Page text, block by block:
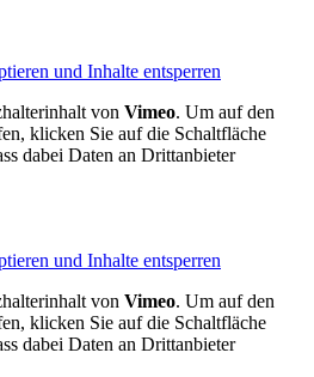
und Inhalte entsperren
von Vimeo. Um auf den
klicken Sie auf die Schaltfläche
dabei Daten an Drittanbieter
und Inhalte entsperren
von Vimeo. Um auf den
klicken Sie auf die Schaltfläche
dabei Daten an Drittanbieter